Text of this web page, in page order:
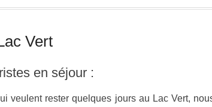
Vert
en séjour :
veulent rester quelques jours au Lac Vert,